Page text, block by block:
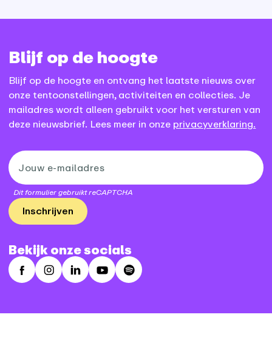
Blijf op de hoogte
Blijf op de hoogte en ontvang het laatste nieuws over
onze tentoonstellingen, activiteiten en collecties. Je
mailadres wordt alleen gebruikt voor het versturen van
deze nieuwsbrief. Lees meer in onze privacyverklaring.
Dit formulier gebruikt reCAPTCHA
Inschrijven
Bekijk onze socials
FacebookInstagram
LinkedInYoutubeSpotify